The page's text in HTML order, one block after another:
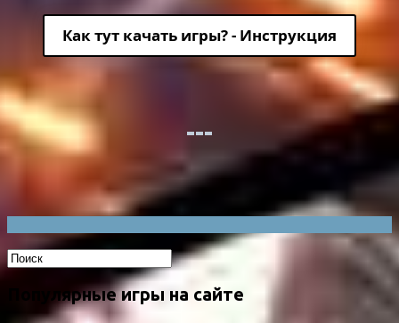
Как тут качать игры? - Инструкция
Популярные игры на сайте